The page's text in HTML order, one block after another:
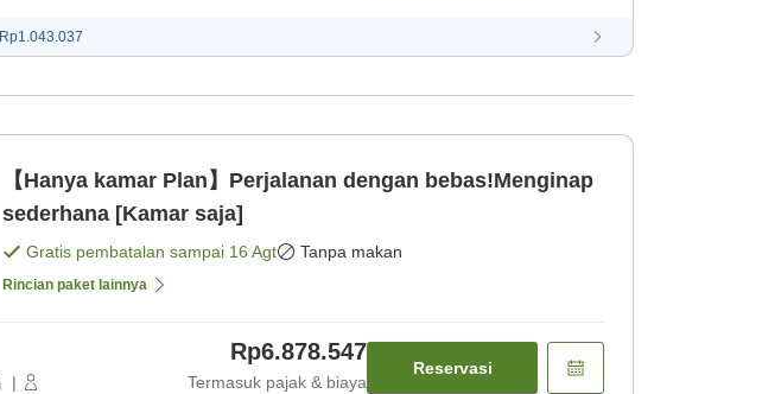
Rp1.043.037
【Hanya kamar Plan】Perjalanan dengan bebas!Menginap
sederhana [Kamar saja]
Gratis pembatalan sampai 16 Agt Tanpa makan
Rincian paket lainnya
|
Rp6.878.547
Termasuk pajak & biaya
Reservasi